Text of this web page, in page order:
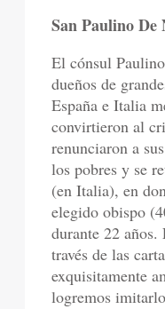
San Paulino De
El cónsul
dueños de
España e Italia
convirtieron al
renunciaron a
los pobres y se
(en Italia), en
elegido obispo
durante 22 años.
través de las
exquisitamente
logremos